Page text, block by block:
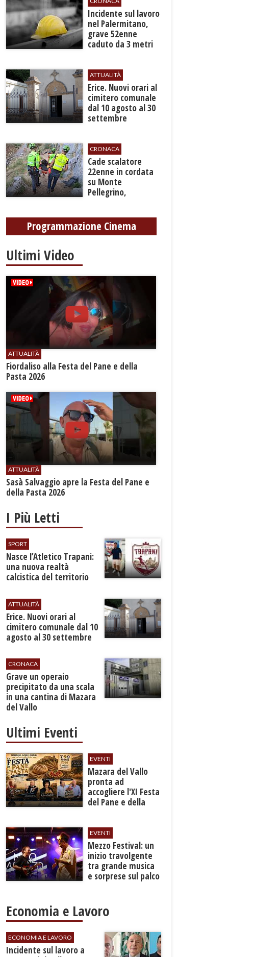
​Incidente sul lavoro
nel Palermitano,
grave 52enne
caduto da 3 metri
ATTUALITÀ
​Erice. Nuovi orari al
cimitero comunale
dal 10 agosto al 30
settembre
CRONACA
​Cade scalatore
22enne in cordata
su Monte
Pellegrino,
gamba
Programmazione Cinema
Ultimi Video
ATTUALITÀ
Fiordaliso alla Festa del Pane e della
Pasta 2026
ATTUALITÀ
Sasà Salvaggio apre la Festa del Pane e
della Pasta 2026
I Più Letti
SPORT
Nasce l’Atletico Trapani:
una nuova realtà
calcistica del territorio
ATTUALITÀ
​Erice. Nuovi orari al
cimitero comunale dal 10
agosto al 30 settembre
CRONACA
​Grave un operaio
precipitato da una scala
in una cantina di Mazara
del Vallo
Ultimi Eventi
EVENTI
Mazara del Vallo
pronta ad
accogliere l'XI Festa
del Pane e della
EVENTI
Mezzo Festival: un
inizio travolgente
tra grande musica
e sorprese sul palco
Economia e Lavoro
ECONOMIA E LAVORO
​Incidente sul lavoro a